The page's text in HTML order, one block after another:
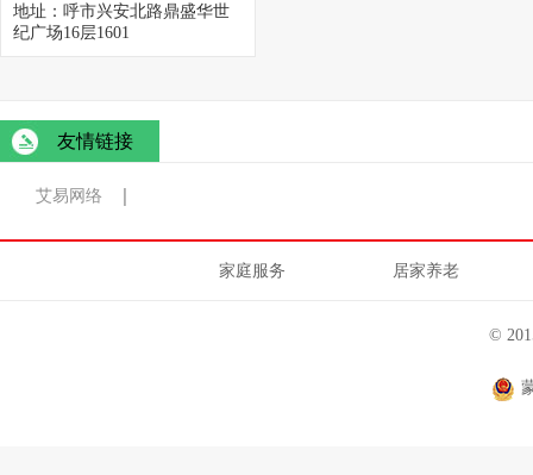
地址：呼市兴安北路鼎盛华世
纪广场16层1601
友情链接
艾易网络
家庭服务 居家养老
©